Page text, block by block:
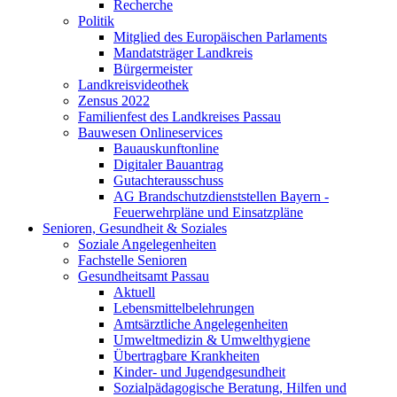
Recherche
Politik
Mitglied des Europäischen Parlaments
Mandatsträger Landkreis
Bürgermeister
Landkreisvideothek
Zensus 2022
Familienfest des Landkreises Passau
Bauwesen Onlineservices
Bauauskunftonline
Digitaler Bauantrag
Gutachterausschuss
AG Brandschutzdienststellen Bayern -
Feuerwehrpläne und Einsatzpläne
Senioren, Gesundheit & Soziales
Soziale Angelegenheiten
Fachstelle Senioren
Gesundheitsamt Passau
Aktuell
Lebensmittelbelehrungen
Amtsärztliche Angelegenheiten
Umweltmedizin & Umwelthygiene
Übertragbare Krankheiten
Kinder- und Jugendgesundheit
Sozialpädagogische Beratung, Hilfen und